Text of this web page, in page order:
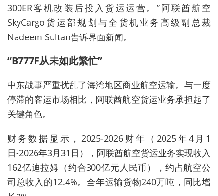
300ER客机改装后投入货运运营。”阿联酋航空
SkyCargo货运部规划与全货机业务高级副总裁
Nadeem Sultan告诉界面新闻。
“B777F从未如此繁忙”
中东战事严重扰乱了海湾地区商业航空运输。与一度
停滞的客运市场相比，阿联酋航空货运业务承担起了
关键角色。
财务数据显示，2025-2026财年（2025年4月1
日-2026年3月31日），阿联酋航空货运业务实现收入
162亿迪拉姆（约合300亿元人民币），约占航空公
司总收入的12.4%。全年运输货物240万吨，同比增